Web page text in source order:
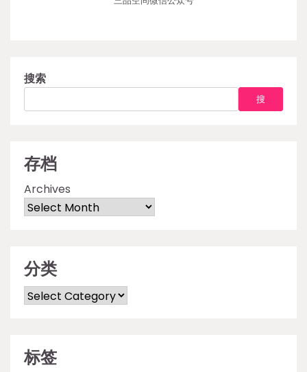
搜索
搜
存档
Archives
分类
Categories
标签